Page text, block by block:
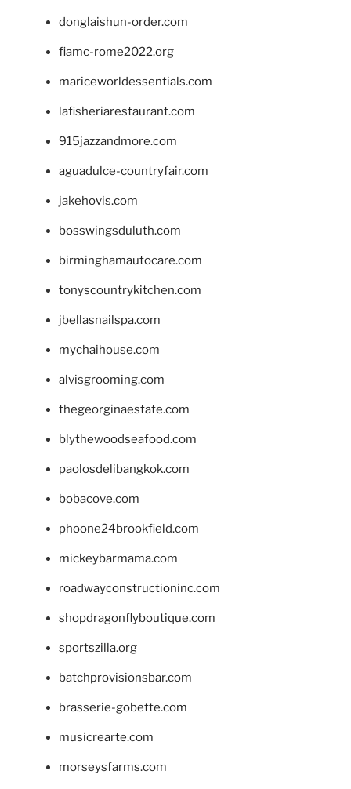
donglaishun-order.com
fiamc-rome2022.org
mariceworldessentials.com
lafisheriarestaurant.com
915jazzandmore.com
aguadulce-countryfair.com
jakehovis.com
bosswingsduluth.com
birminghamautocare.com
tonyscountrykitchen.com
jbellasnailspa.com
mychaihouse.com
alvisgrooming.com
thegeorginaestate.com
blythewoodseafood.com
paolosdelibangkok.com
bobacove.com
phoone24brookfield.com
mickeybarmama.com
roadwayconstructioninc.com
shopdragonflyboutique.com
sportszilla.org
batchprovisionsbar.com
brasserie-gobette.com
musicrearte.com
morseysfarms.com